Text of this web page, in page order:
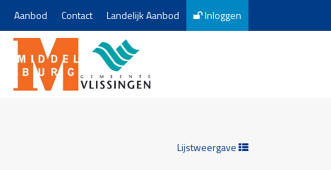
Aanbod Contact Landelijk Aanbod Inloggen
Lijstweergave